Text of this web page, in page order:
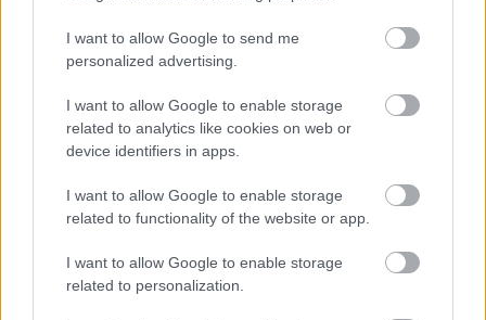
I want to allow Google to send me
personalized advertising.
I want to allow Google to enable storage
related to analytics like cookies on web or
device identifiers in apps.
I want to allow Google to enable storage
related to functionality of the website or app.
I want to allow Google to enable storage
related to personalization.
Σχολεία: 42 προσλήψεις καθαριστών
στον Δήμο Ηγουμενίτσας
ΑΣΕΠ: Οι τρεις επικρατέστεροι
υποψήφιοι για την ΑΕΜΥ